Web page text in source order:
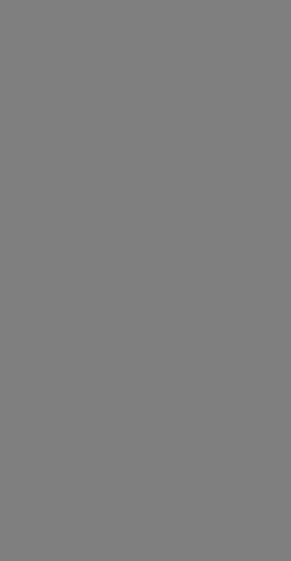
bygglov för nybyggnad